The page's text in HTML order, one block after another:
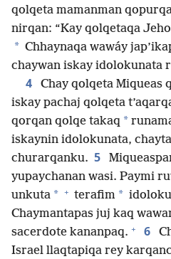
qolqeta mamanman
nirqan: “Kay qolqetaqa
* Chhaynaqa wawáy
chaywan iskay idolokunata
4
Chay qolqeta Miqueas
iskay pachaj qolqeta
qorqan qolqe takaq *
iskaynin idolokunata,
churarqanku. 5
yupaychanan wasi. Paymi
unkuta * + terafim *
Chaymantapas juj kaq
sacerdote kananpaq. + 6
Israel llaqtapiqa rey